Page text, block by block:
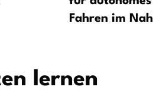
Fahren im
lernen